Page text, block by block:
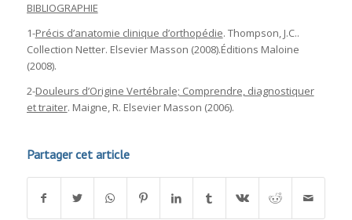
BIBLIOGRAPHIE
1-Précis d’anatomie clinique d’orthopédie. Thompson, J.C..
Collection Netter. Elsevier Masson (2008).Éditions Maloine
(2008).
2-Douleurs d’Origine Vertébrale; Comprendre, diagnostiquer
et traiter. Maigne, R. Elsevier Masson (2006).
Partager cet article